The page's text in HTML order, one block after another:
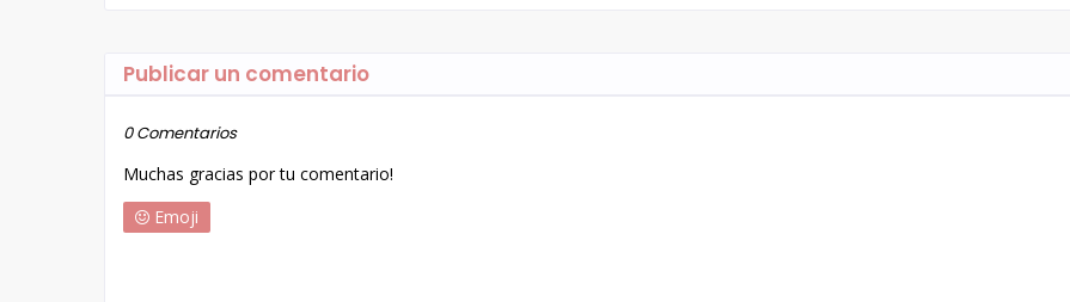
Publicar un comentario
0 Comentarios
Muchas gracias por tu comentario!
Emoji